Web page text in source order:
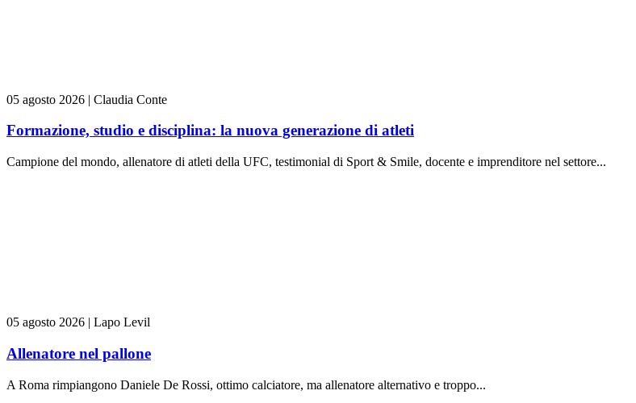
05 agosto 2026 | Claudia Conte
Formazione, studio e disciplina: la nuova generazione di atleti
Campione del mondo, allenatore di atleti della UFC, testimonial di Sport & Smile, docente e imprenditore nel settore...
05 agosto 2026 | Lapo Levil
Allenatore nel pallone
A Roma rimpiangono Daniele De Rossi, ottimo calciatore, ma allenatore alternativo e troppo...